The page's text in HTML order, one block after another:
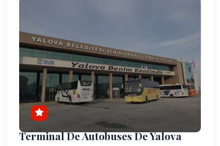
Terminal De Autobuses De Yalova